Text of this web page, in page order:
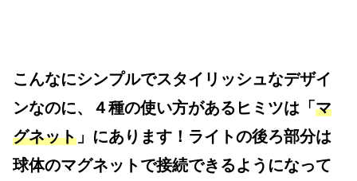
こんなにシンプルでスタイリッシュなデザイ
ンなのに、４種の使い方があるヒミツは「 マ
グネット 」にあります！ライトの後ろ部分は
球体のマグネットで接続できるようになって